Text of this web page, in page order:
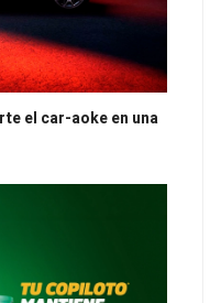
el car-aoke en una